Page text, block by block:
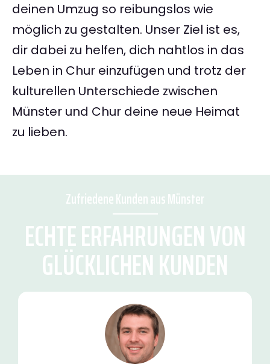
deinen Umzug so reibungslos wie
möglich zu gestalten. Unser Ziel ist es,
dir dabei zu helfen, dich nahtlos in das
Leben in Chur einzufügen und trotz der
kulturellen Unterschiede zwischen
Münster und Chur deine neue Heimat
zu lieben.
Zufriedene Kunden aus Münster
ECHTE ERFAHRUNGEN VON
GLÜCKLICHEN KUNDEN